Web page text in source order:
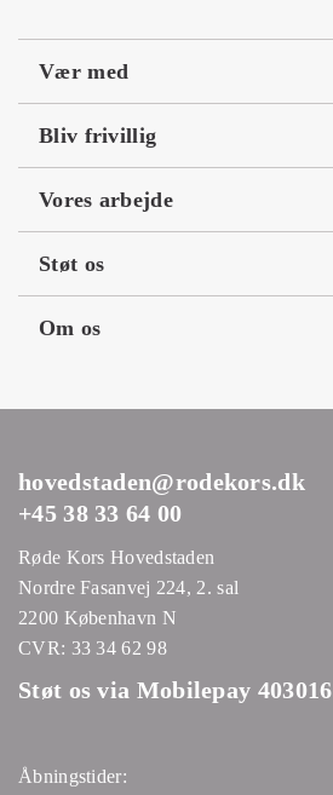
Vær med
Bliv frivillig
Vores arbejde
Støt os
Om os
hovedstaden@rodekors.dk
+45 38 33 64 00
Røde Kors Hovedstaden
Nordre Fasanvej 224, 2. sal
2200 København N
CVR: 33 34 62 98
Støt os via Mobilepay 403016
Åbningstider: